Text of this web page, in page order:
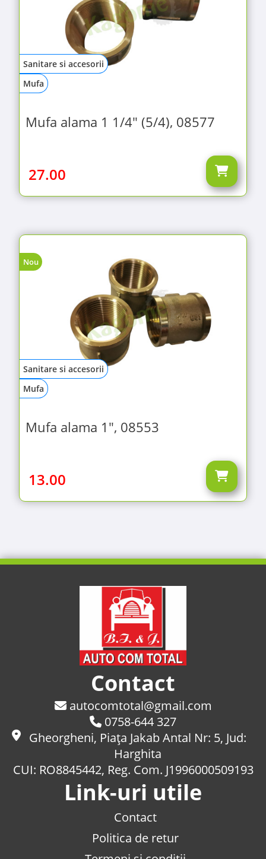
Sanitare si accesorii
Mufa
Mufa alama 1 1/4" (5/4), 08577
27.00
Nou
Sanitare si accesorii
Mufa
Mufa alama 1", 08553
13.00
Contact
autocomtotal@gmail.com
0758-644 327
Gheorgheni, Piaţa Jakab Antal Nr: 5, Jud:
Harghita
CUI: RO8845442, Reg. Com. J1996000509193
Link-uri utile
Contact
Politica de retur